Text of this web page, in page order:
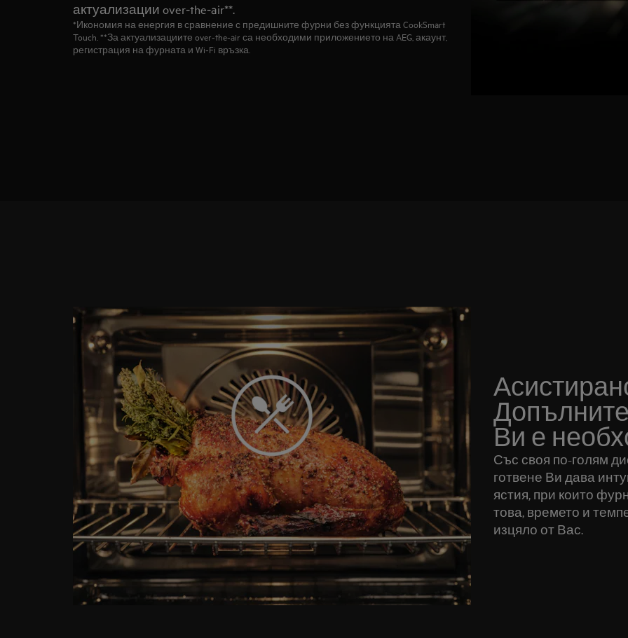
актуализации over‑the‑air**.
*Икономия на енергия в сравнение с предишните фурни без функцията CookSmart
Touch. **За актуализациите over‑the‑air са необходими приложението на AEG, акаунт,
регистрация на фурната и Wi‑Fi връзка.
Ви е
Със своя по-голям
готвене Ви дава
ястия, при които
това, времето и
изцяло от Вас.